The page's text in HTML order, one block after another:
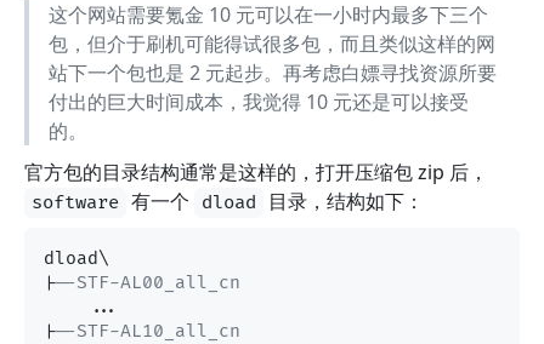
这个网站需要氪金 10 元可以在一小时内最多下三个
包，但介于刷机可能得试很多包，而且类似这样的网
站下一个包也是 2 元起步。再考虑白嫖寻找资源所要
付出的巨大时间成本，我觉得 10 元还是可以接受
的。
官方包的目录结构通常是这样的，打开压缩包 zip 后，
software 有一个 dload 目录，结构如下：
dload\
|--STF-AL00_all_cn
|--STF-AL10_all_cn